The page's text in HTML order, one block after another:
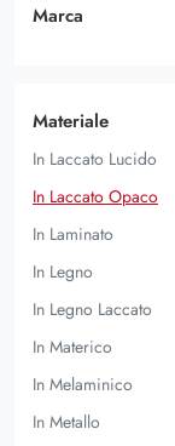
Marca
Giessegi
Le Fablier
Scavolini
Tomasella
Tonin Casa
Valderamobili
Voltan
Materiale
In Laccato Lucido
In Laccato Opaco
In Laminato
In Legno
In Legno Laccato
In Materico
In Melaminico
In Metallo